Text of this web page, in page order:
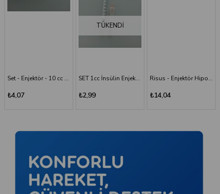
₺2,99
Risus - Enjektör Hipodermik İğneli Şırınga 50 ML - 3 Parça - 21G (0.80x38 mm)
₺14,04 ₺2,99